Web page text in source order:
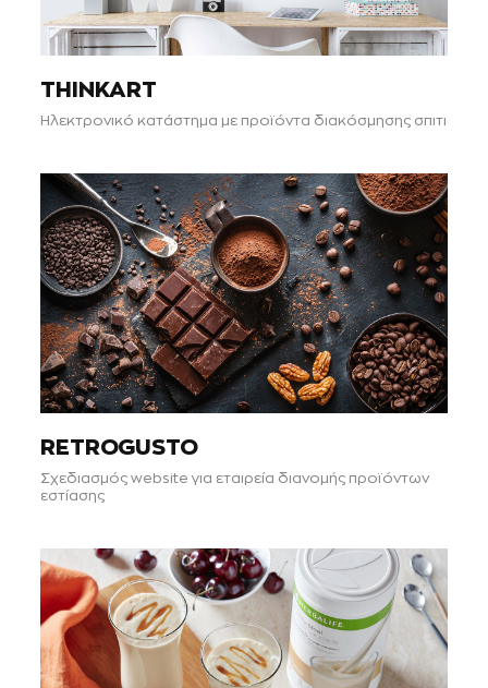
THINKART
Ηλεκτρονικό κατάστημα με προϊόντα διακόσμησης σπιτιού
RETROGUSTO
Σχεδιασμός website για εταιρεία διανομής προϊόντων
εστίασης